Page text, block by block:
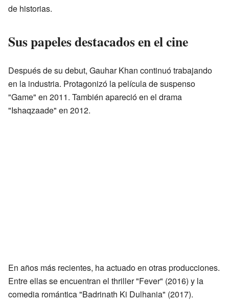
de historias.
Sus papeles destacados en el cine
Después de su debut, Gauhar Khan continuó trabajando
en la industria. Protagonizó la película de suspenso
"Game" en 2011. También apareció en el drama
"Ishaqzaade" en 2012.
En años más recientes, ha actuado en otras producciones.
Entre ellas se encuentran el thriller "Fever" (2016) y la
comedia romántica "Badrinath Ki Dulhania" (2017).